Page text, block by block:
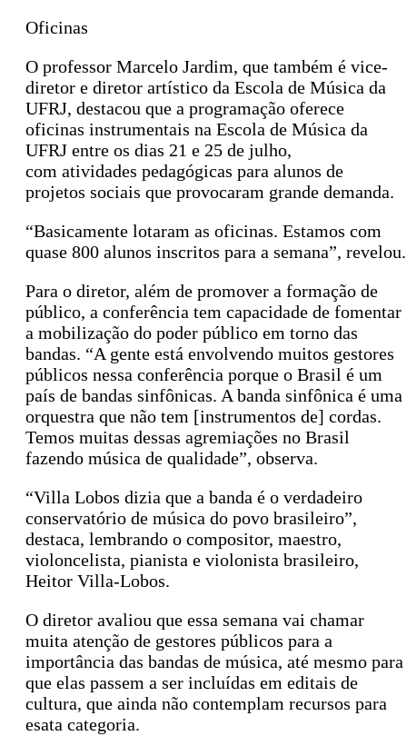
Oficinas
O professor Marcelo Jardim, que também é vice-
diretor e diretor artístico da Escola de Música da
UFRJ, destacou que a programação oferece
oficinas instrumentais na Escola de Música da
UFRJ entre os dias 21 e 25 de julho,
com atividades pedagógicas para alunos de
projetos sociais que provocaram grande demanda.
“Basicamente lotaram as oficinas. Estamos com
quase 800 alunos inscritos para a semana”, revelou.
Para o diretor, além de promover a formação de
público, a conferência tem capacidade de fomentar
a mobilização do poder público em torno das
bandas. “A gente está envolvendo muitos gestores
públicos nessa conferência porque o Brasil é um
país de bandas sinfônicas. A banda sinfônica é uma
orquestra que não tem [instrumentos de] cordas.
Temos muitas dessas agremiações no Brasil
fazendo música de qualidade”, observa.
“Villa Lobos dizia que a banda é o verdadeiro
conservatório de música do povo brasileiro”,
destaca, lembrando o compositor, maestro,
violoncelista, pianista e violonista brasileiro,
Heitor Villa-Lobos.
O diretor avaliou que essa semana vai chamar
muita atenção de gestores públicos para a
importância das bandas de música, até mesmo para
que elas passem a ser incluídas em editais de
cultura, que ainda não contemplam recursos para
esata categoria.